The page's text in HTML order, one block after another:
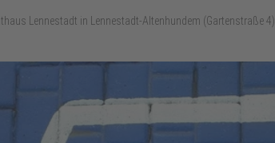
Lennestadt in Lennestadt-Altenhundem (Gartenstraße 4)